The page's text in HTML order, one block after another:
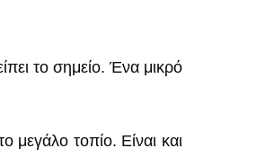
το σημείο. Ένα μικρό
τοπίο. Είναι και